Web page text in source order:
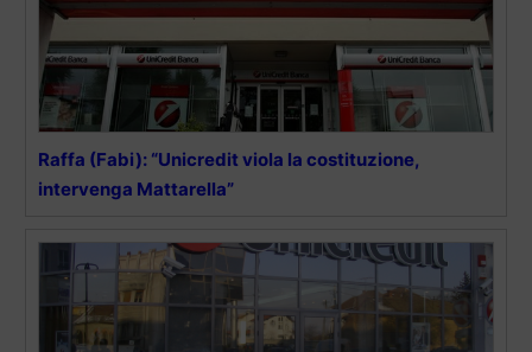
Raffa (Fabi): “Unicredit viola la costituzione,
intervenga Mattarella”